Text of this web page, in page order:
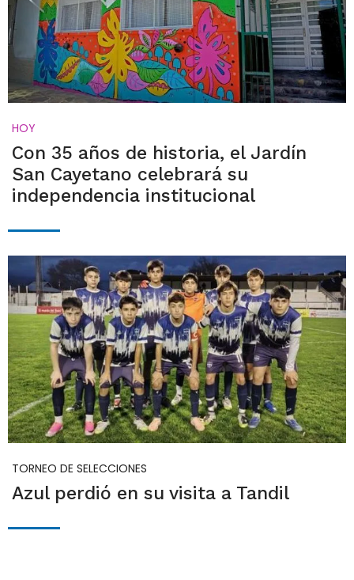
HOY
Con 35 años de historia, el Jardín
San Cayetano celebrará su
independencia institucional
TORNEO DE SELECCIONES
Azul perdió en su visita a Tandil